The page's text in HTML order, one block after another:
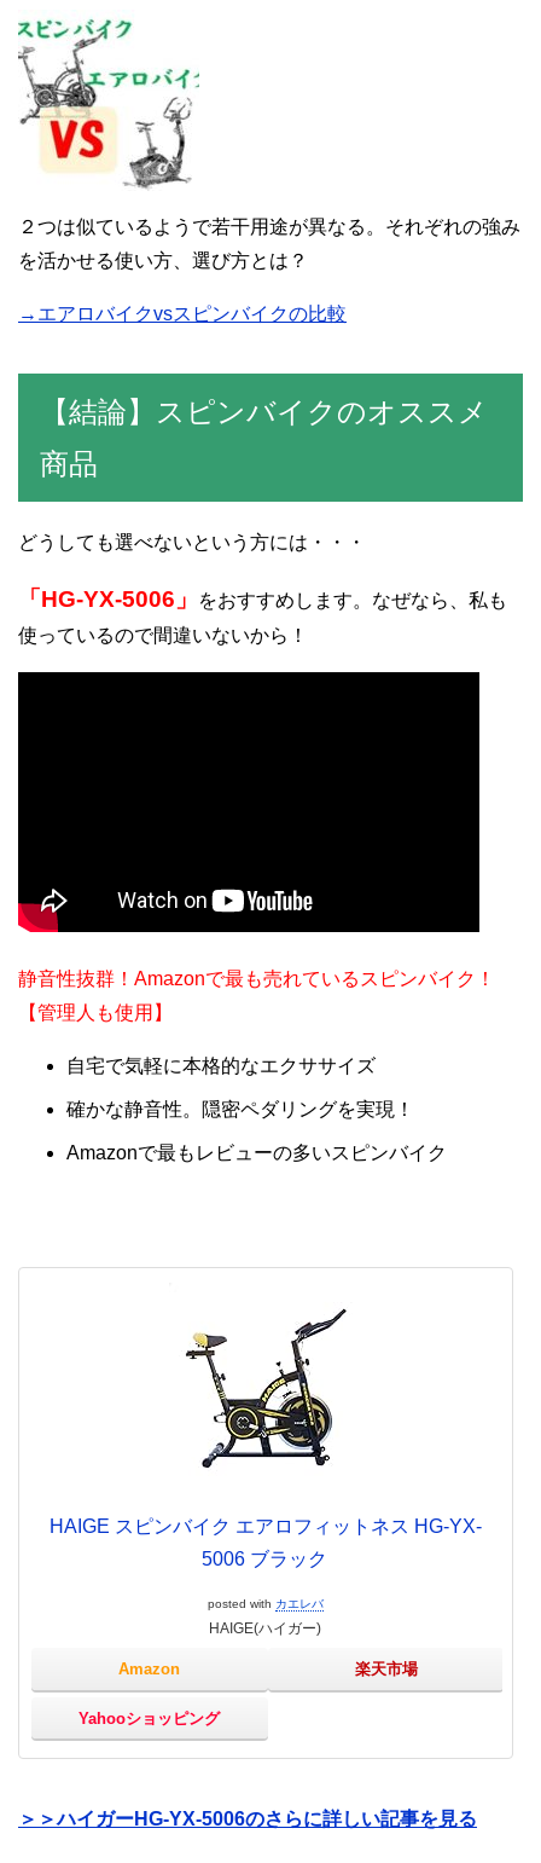
２つは似ているようで若干用途が異なる。それぞれの強み
を活かせる使い方、選び方とは？
→エアロバイクvsスピンバイクの比較
【結論】スピンバイクのオススメ
商品
どうしても選べないという方には・・・
「HG-YX-5006」
をおすすめします。なぜなら、私も
使っているので間違いないから！
静音性抜群！Amazonで最も売れているスピンバイク！
【管理人も使用】
自宅で気軽に本格的なエクササイズ
確かな静音性。隠密ペダリングを実現！
Amazonで最もレビューの多いスピンバイク
HAIGE スピンバイク エアロフィットネス HG-YX-
5006 ブラック
posted with カエレバ
HAIGE(ハイガー)
Amazon 楽天市場
Yahooショッピング
＞＞ハイガーHG-YX-5006のさらに詳しい記事を見る